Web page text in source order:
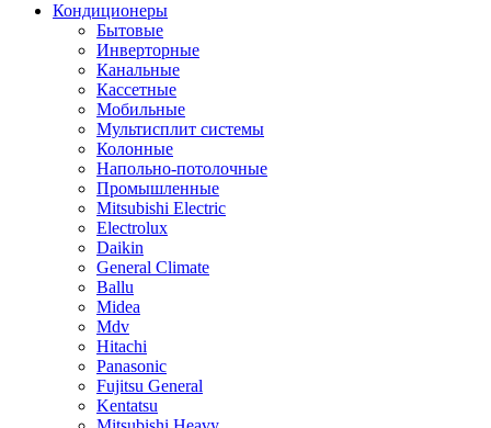
Кондиционеры
Бытовые
Инверторные
Канальные
Кассетные
Мобильные
Мультисплит системы
Колонные
Напольно-потолочные
Промышленные
Mitsubishi Electric
Electrolux
Daikin
General Climate
Ballu
Midea
Mdv
Hitachi
Panasonic
Fujitsu General
Kentatsu